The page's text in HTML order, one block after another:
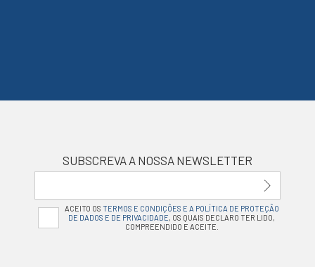
SUBSCREVA A NOSSA NEWSLETTER
ACEITO OS TERMOS E CONDIÇÕES E A POLÍTICA DE PROTEÇÃO
DE DADOS E DE PRIVACIDADE, OS QUAIS DECLARO TER LIDO,
COMPREENDIDO E ACEITE.